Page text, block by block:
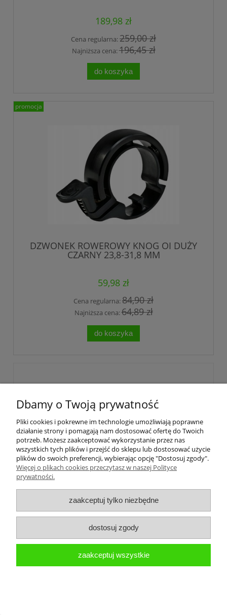
189,98 zł
Cena regularna:259,00 zł
Najniższa cena:196,45 zł
do koszyka
DZWONEK ROWEROWY KNOG OI DUŻY
CZARNY 23,8-31,8 MM
59,98 zł
Cena regularna:84,90 zł
Najniższa cena:64,89 zł
do koszyka
promocja
SIODEŁKO ROWEROWE WITTKOP
MEDICUS PRO 6.1 GEL ŻELOWE MIĘKKIE
TREKKINGOWE
99,00 zł
Dbamy o Twoją prywatność
Pliki cookies i pokrewne im technologie umożliwiają poprawne
działanie strony i pomagają nam dostosować ofertę do Twoich
potrzeb. Możesz zaakceptować wykorzystanie przez nas
wszystkich tych plików i przejść do sklepu lub dostosować użycie
plików do swoich preferencji, wybierając opcję "Dostosuj zgody".
Więcej o plikach cookies przeczytasz w naszej Polityce
prywatności.
zaakceptuj tylko niezbędne
dostosuj zgody
zaakceptuj wszystkie